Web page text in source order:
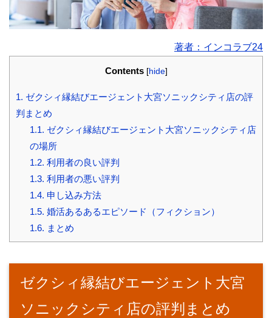
著者：インコラブ24
Contents [hide]
1. ゼクシィ縁結びエージェント大宮ソニックシティ店の評
判まとめ
1.1. ゼクシィ縁結びエージェント大宮ソニックシティ店
の場所
1.2. 利用者の良い評判
1.3. 利用者の悪い評判
1.4. 申し込み方法
1.5. 婚活あるあるエピソード（フィクション）
1.6. まとめ
ゼクシィ縁結びエージェント大宮
ソニックシティ店の評判まとめ